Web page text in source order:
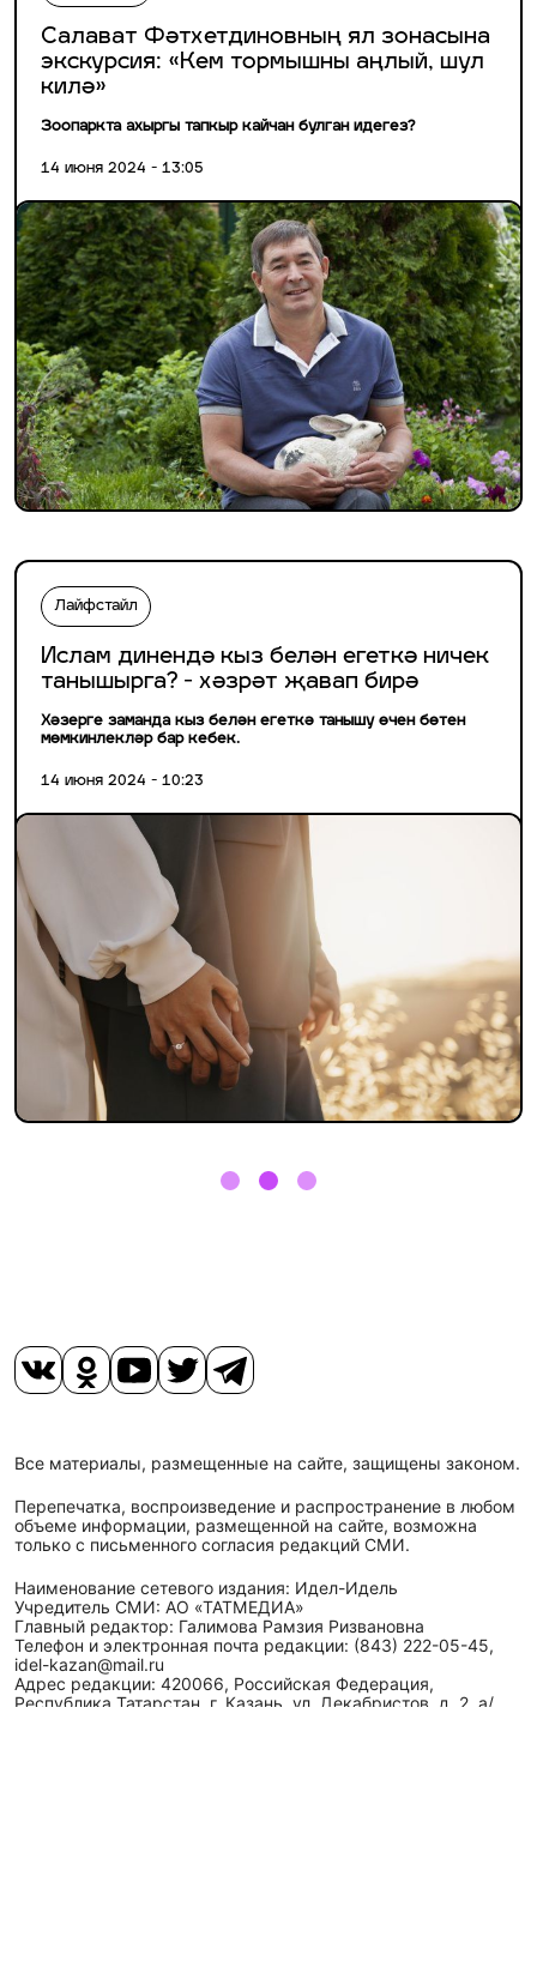
Салават Фәтхетдиновның ял зонасына
экскурсия: «Кем тормышны аңлый, шул
килә»
Зоопаркта ахыргы тапкыр кайчан булган идегез?
14 июня 2024 - 13:05
Лайфстайл
Ислам динендә кыз белән егеткә ничек
танышырга? - хәзрәт җавап бирә
Хәзерге заманда кыз белән егеткә танышу өчен бөтен
мөмкинлекләр бар кебек.
14 июня 2024 - 10:23
Все материалы, размещенные на сайте, защищены законом.
Перепечатка, воспроизведение и распространение в любом
объеме информации, размещенной на сайте, возможна
только с письменного согласия редакций СМИ.
Наименование сетевого издания: Идел-Идель
Учредитель СМИ: АО «ТАТМЕДИА»
Главный редактор: Галимова Рамзия Ризвановна
Телефон и электронная почта редакции: (843) 222-05-45,
idel-kazan@mail.ru
Адрес редакции: 420066, Российская Федерация,
Республика Татарстан, г. Казань, ул. Декабристов, д. 2, а/